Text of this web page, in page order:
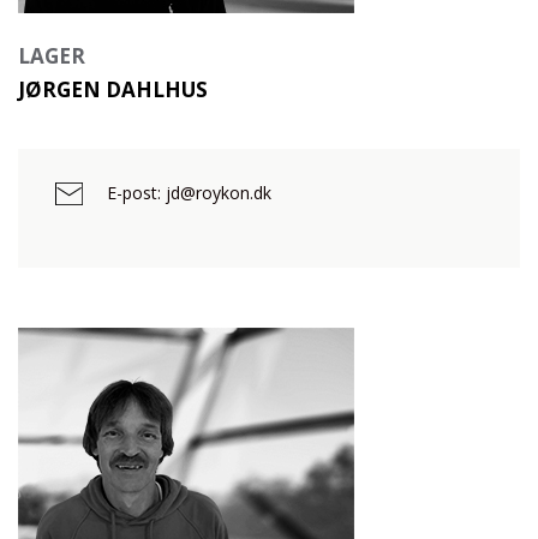
LAGER
JØRGEN DAHLHUS
E-post: jd@roykon.dk